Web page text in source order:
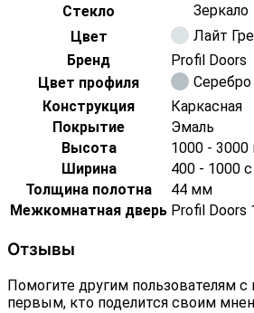
Стекло
Зеркало
Цвет
Лайт
Бренд
Profil Doors
Цвет профиля
Серебро
Конструкция
Каркасная
Покрытие
Эмаль
Высота
1000 -
Ширина
400 - 1000
Толщина полотна
44 мм
Межкомнатная дверь Profil Doors
Отзывы
Помогите другим пользователям
первым, кто поделится своим